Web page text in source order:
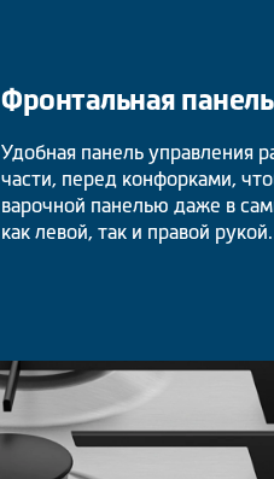
Фронтальная
Удобная панель управления
части, перед конфорками,
варочной панелью даже в
как левой, так и правой рукой.